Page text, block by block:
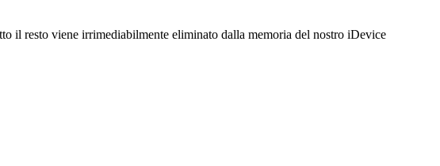
il resto viene irrimediabilmente eliminato dalla memoria del nostro iDevice